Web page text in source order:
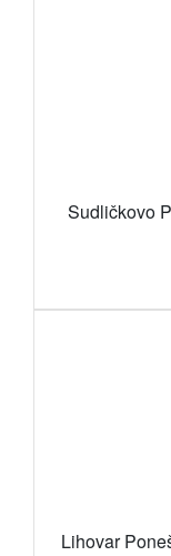
Sudličkovo
Lihovar